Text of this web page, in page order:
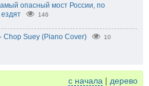
опасный мост России, по
146
Chop Suey (Piano Cover) 10
с начала | дерево